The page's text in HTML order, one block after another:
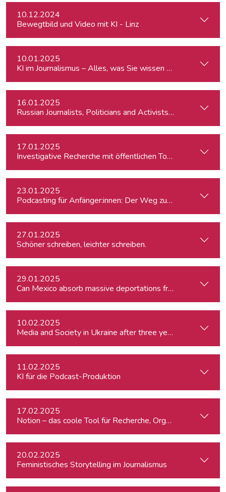
10.12.2024
Bewegtbild und Video mit KI - Linz
10.01.2025
KI im Journalismus – Alles, was Sie wissen müssen
16.01.2025
Russian Journalists, Politicians and Activists in Europe:
17.01.2025
Investigative Recherche mit öffentlichen Tools – von
23.01.2025
Podcasting für Anfänger:innen: Der Weg zum eigenen
27.01.2025
Schöner schreiben, leichter schreiben.
29.01.2025
Can Mexico absorb massive deportations from the US?
10.02.2025
Media and Society in Ukraine after three years of war.
11.02.2025
KI für die Podcast-Produktion
17.02.2025
Notion – das coole Tool für Recherche, Organisation &
20.02.2025
Feministisches Storytelling im Journalismus